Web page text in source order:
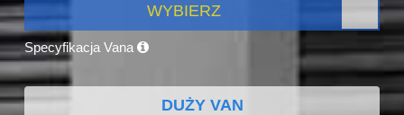
WYBIERZ
Specyfikacja Vana
DUŻY VAN